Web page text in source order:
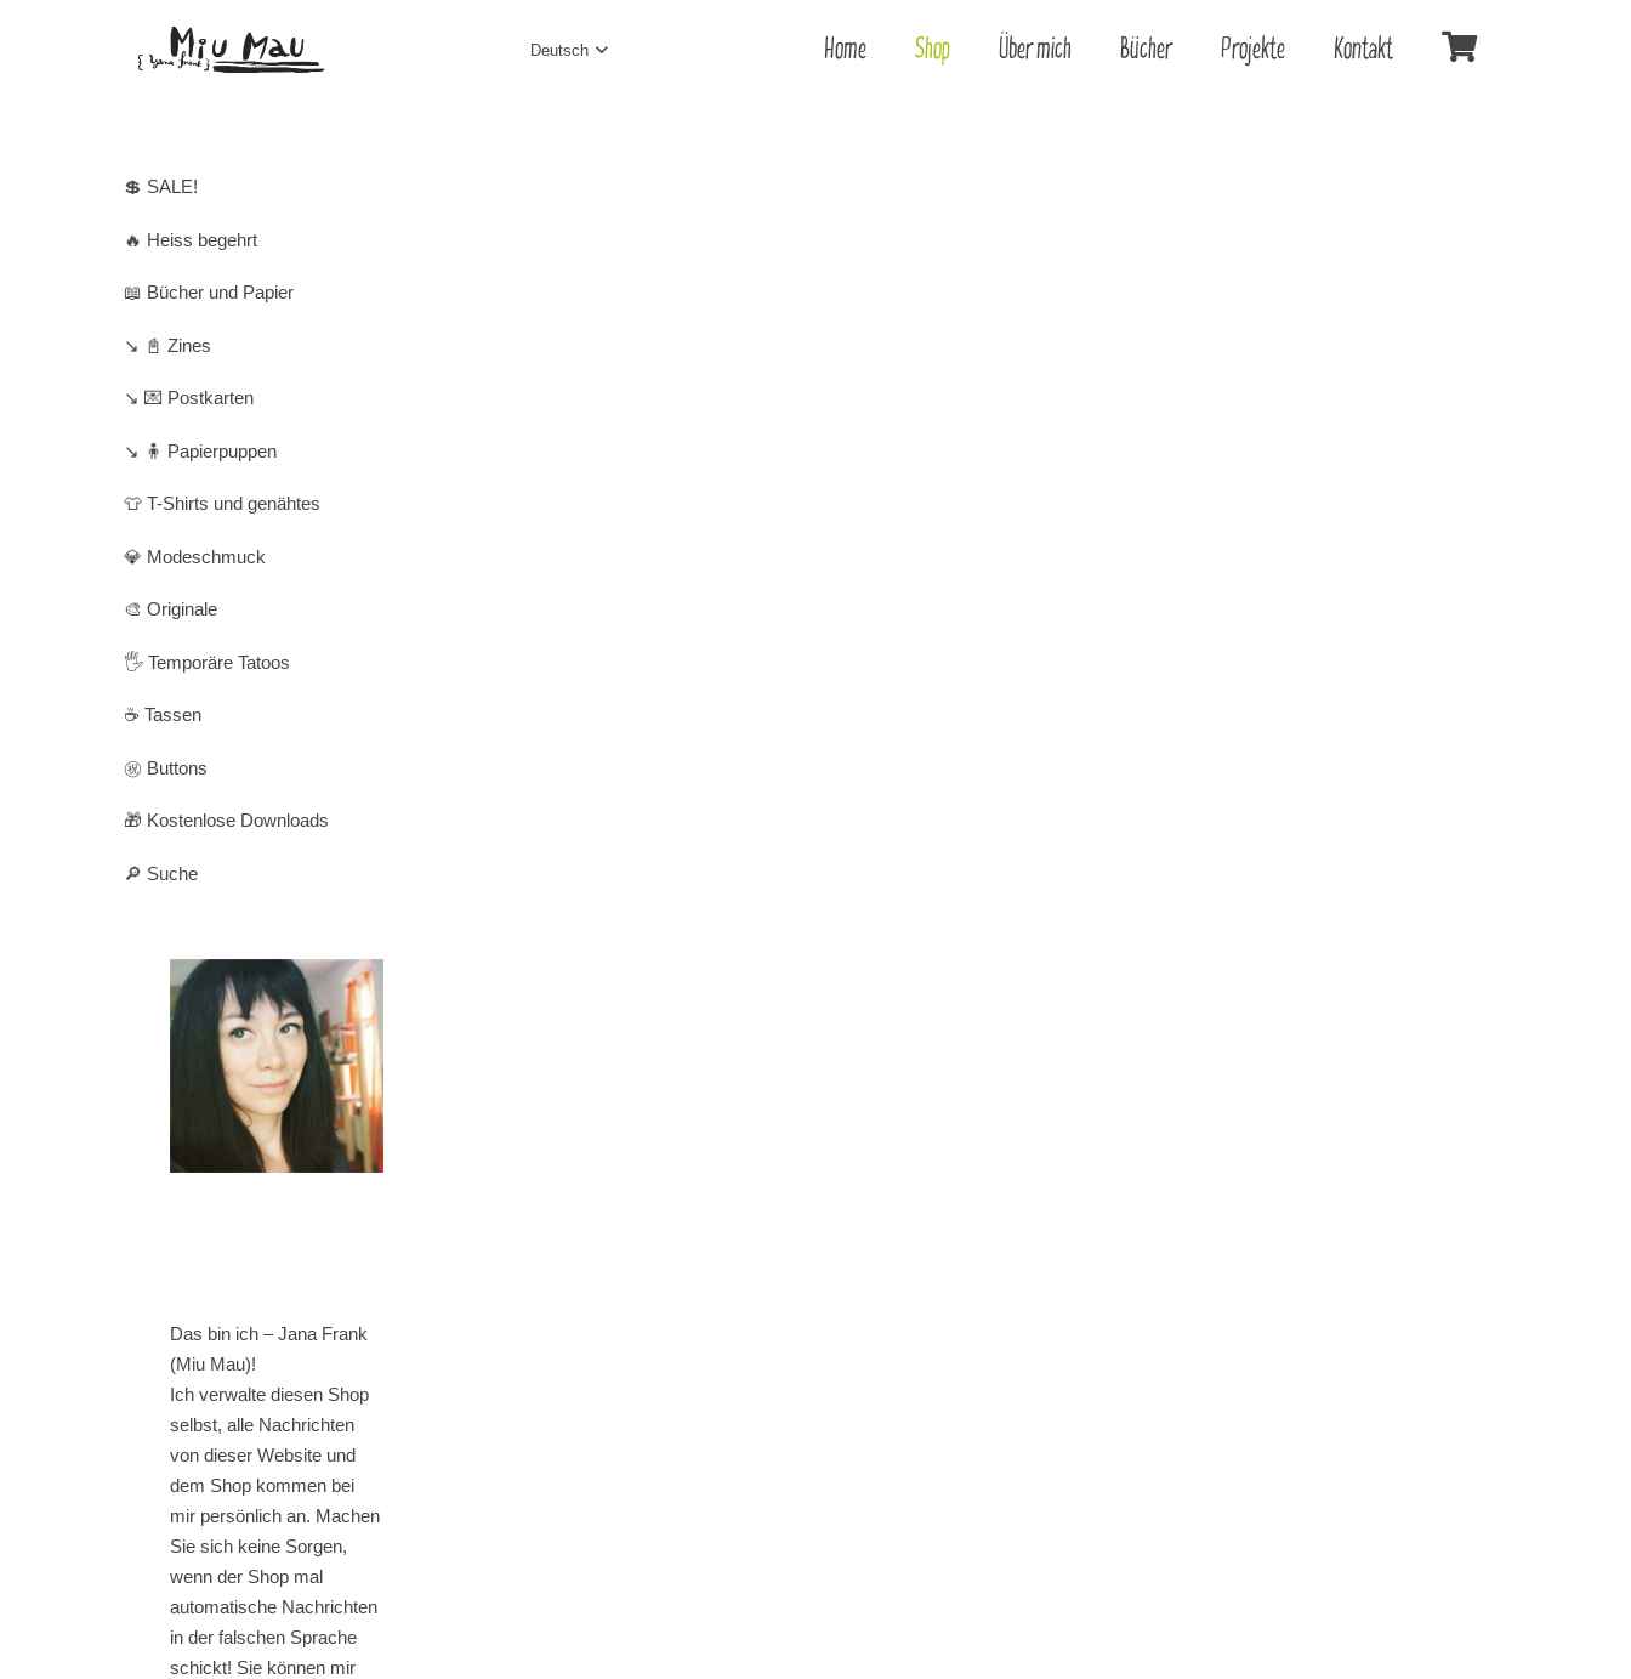
Deutsch Home Shop Über mich Bücher Projekte Kontakt
💲 SALE!
🔥 Heiss begehrt
📖 Bücher und Papier
↘️ 📓 Zines
↘️ 💌 Postkarten
↘️ 🧍 Papierpuppen
👕 T-Shirts und genähtes
💎 Modeschmuck
🎨 Originale
🖐️ Temporäre Tatoos
☕ Tassen
㊗️ Buttons
🎁 Kostenlose Downloads
🔎 Suche
Das bin ich – Jana Frank
(Miu Mau)!
Ich verwalte diesen Shop
selbst, alle Nachrichten
von dieser Website und
dem Shop kommen bei
mir persönlich an. Machen
Sie sich keine Sorgen,
wenn der Shop mal
automatische Nachrichten
in der falschen Sprache
schickt! Sie können mir